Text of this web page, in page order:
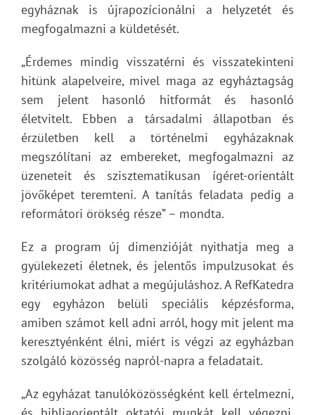
egyháznak is újrapozícionálni a helyzetét és
megfogalmazni a küldetését.
„Érdemes mindig visszatérni és visszatekinteni
hitünk alapelveire, mivel maga az egyháztagság
sem jelent hasonló hitformát és hasonló
életvitelt. Ebben a társadalmi állapotban és
érzületben kell a történelmi egyházaknak
megszólítani az embereket, megfogalmazni az
üzeneteit és szisztematikusan ígéret-orientált
jövőképet teremteni. A tanítás feladata pedig a
reformátori örökség része” – mondta.
Ez a program új dimenzióját nyithatja meg a
gyülekezeti életnek, és jelentős impulzusokat és
kritériumokat adhat a megújuláshoz. A RefKatedra
egy egyházon belüli speciális képzésforma,
amiben számot kell adni arról, hogy mit jelent ma
keresztyénként élni, miért is végzi az egyházban
szolgáló közösség napról-napra a feladatait.
„Az egyházat tanulóközösségként kell értelmezni,